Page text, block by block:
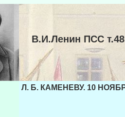
В.И.Ленин ПСС
Л. Б. КАМЕНЕВУ. 10